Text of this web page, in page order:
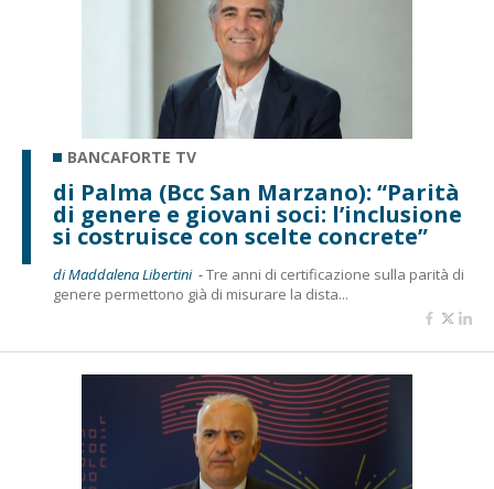
BANCAFORTE TV
di Palma (Bcc San Marzano): “Parità
di genere e giovani soci: l’inclusione
si costruisce con scelte concrete”
di Maddalena Libertini -Tre anni di certificazione sulla parità di
genere permettono già di misurare la dista...